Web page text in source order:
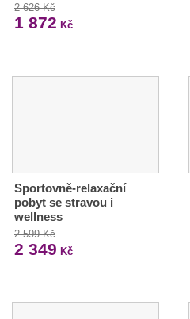
2 626 Kč
1 872 Kč
Sportovně-relaxační
pobyt se stravou i
wellness
2 599 Kč
2 349 Kč